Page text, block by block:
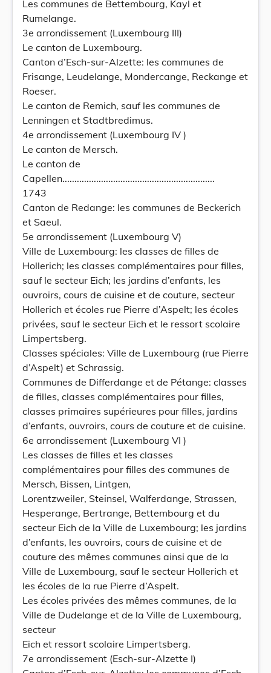
Les communes de Bettembourg, Kayl et
Rumelange.
3e arrondissement (Luxembourg III)
Le canton de Luxembourg.
Canton d’Esch-sur-Alzette: les communes de
Frisange, Leudelange, Mondercange, Reckange et
Roeser.
Le canton de Remich, sauf les communes de
Lenningen et Stadtbredimus.
4e arrondissement (Luxembourg IV )
Le canton de Mersch.
Le canton de
Capellen...............................................................
1743
Canton de Redange: les communes de Beckerich
et Saeul.
5e arrondissement (Luxembourg V)
Ville de Luxembourg: les classes de filles de
Hollerich; les classes complémentaires pour filles,
sauf le secteur Eich; les jardins d’enfants, les
ouvroirs, cours de cuisine et de couture, secteur
Hollerich et écoles rue Pierre d’Aspelt; les écoles
privées, sauf le secteur Eich et le ressort scolaire
Limpertsberg.
Classes spéciales: Ville de Luxembourg (rue Pierre
d’Aspelt) et Schrassig.
Communes de Differdange et de Pétange: classes
de filles, classes complémentaires pour filles,
classes primaires supérieures pour filles, jardins
d’enfants, ouvroirs, cours de couture et de cuisine.
6e arrondissement (Luxembourg VI )
Les classes de filles et les classes
complémentaires pour filles des communes de
Mersch, Bissen, Lintgen,
Lorentzweiler, Steinsel, Walferdange, Strassen,
Hesperange, Bertrange, Bettembourg et du
secteur Eich de la Ville de Luxembourg; les jardins
d’enfants, les ouvroirs, cours de cuisine et de
couture des mêmes communes ainsi que de la
Ville de Luxembourg, sauf le secteur Hollerich et
les écoles de la rue Pierre d’Aspelt.
Les écoles privées des mêmes communes, de la
Ville de Dudelange et de la Ville de Luxembourg,
secteur
Eich et ressort scolaire Limpertsberg.
7e arrondissement (Esch-sur-Alzette I)